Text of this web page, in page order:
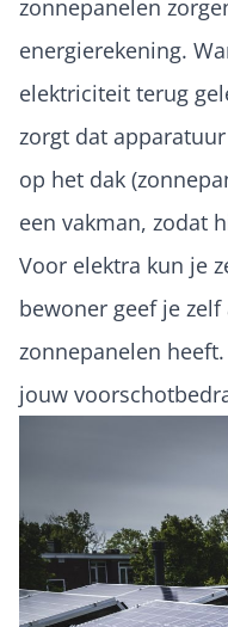
zonnepanelen
energierekening.
elektriciteit terug
zorgt dat apparatuur
op het dak
een vakman, zodat
Voor elektra kun je
bewoner geef je
zonnepanelen
jouw